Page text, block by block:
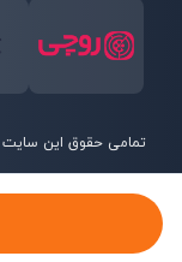
تمامی حقوق این
©
2026